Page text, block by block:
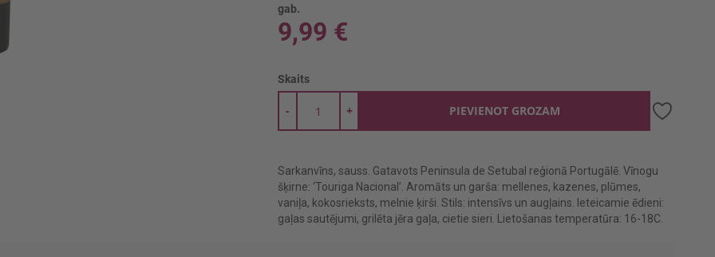
gab.
9,99 €
Skaits
+
- PIEVIENOT GROZAM
Sarkanvīns, sauss. Gatavots Peninsula de Setubal reģionā Portugālē. Vīnogu
šķirne: ‘Touriga Nacional’. Aromāts un garša: mellenes, kazenes, plūmes,
vaniļa, kokosrieksts, melnie ķirši. Stils: intensīvs un augļains. Ieteicamie ēdieni:
gaļas sautējumi, grilēta jēra gaļa, cietie sieri. Lietošanas temperatūra: 16-18C.